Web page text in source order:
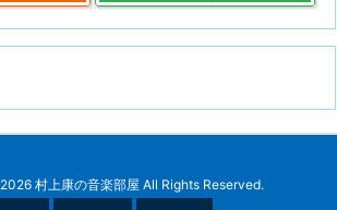
2026 村上康の音楽部屋 All Rights Reserved.